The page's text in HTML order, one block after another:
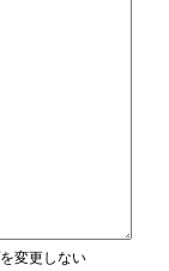
変更しない